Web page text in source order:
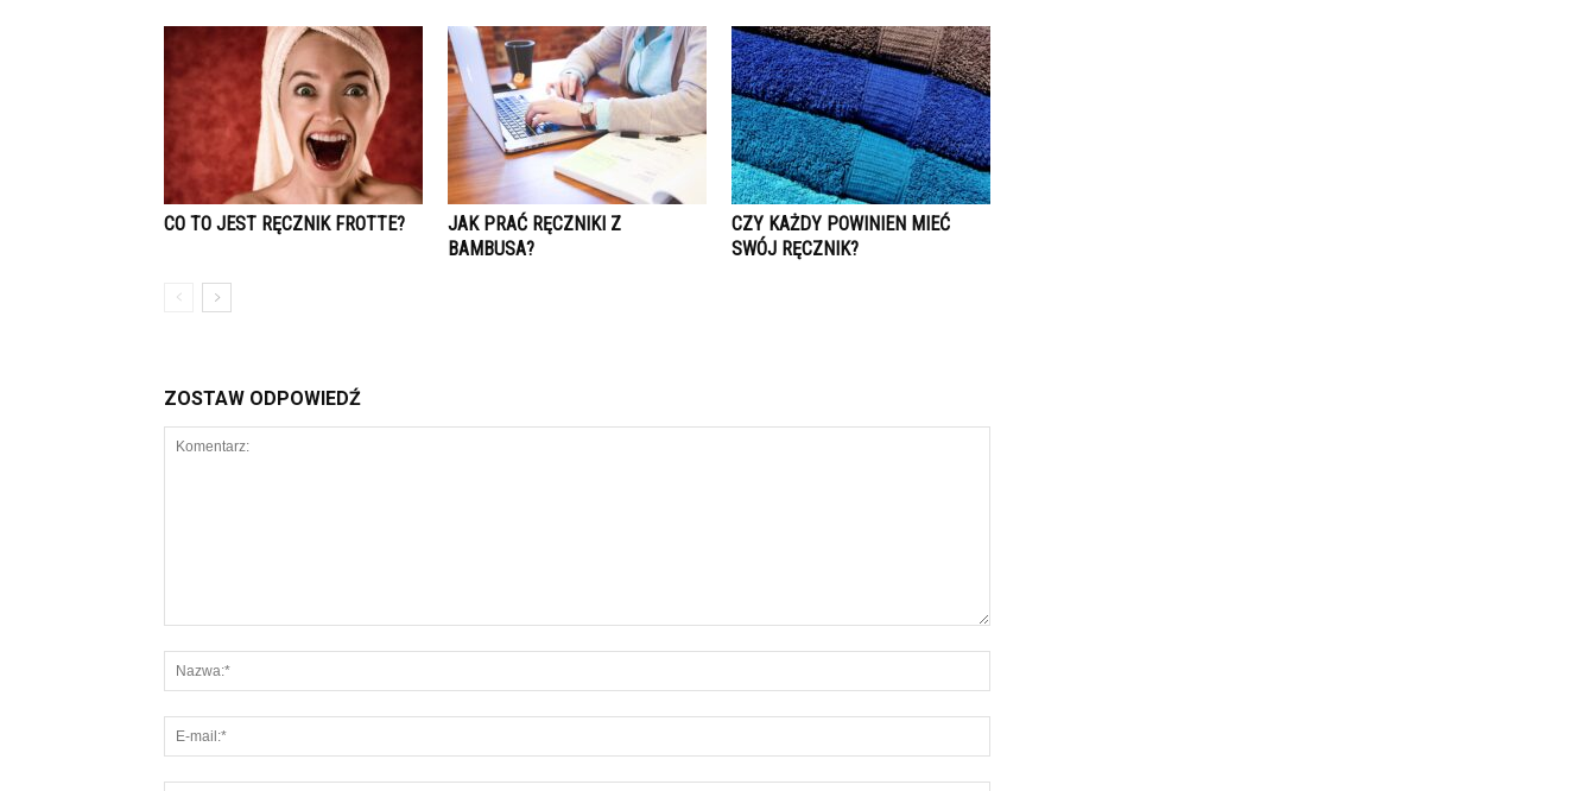
CO TO JEST RĘCZNIK FROTTE?
JAK PRAĆ RĘCZNIKI Z
BAMBUSA?
CZY KAŻDY POWINIEN MIEĆ
SWÓJ RĘCZNIK?
ZOSTAW ODPOWIEDŹ